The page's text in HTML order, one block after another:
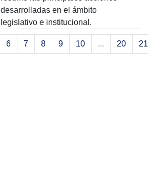
desarrolladas en el ámbito
legislativo e institucional.
6 7 8 9 10 ... 20 21